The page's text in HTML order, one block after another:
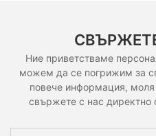
Ние приветстваме
можем да се погрижим за
повече информация, моля
свържете с нас директно